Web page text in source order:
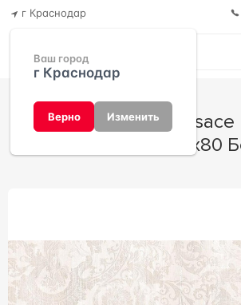
г Краснодар
Ваш город
г Краснодар
Верно Изменить
Patchwork 80x80